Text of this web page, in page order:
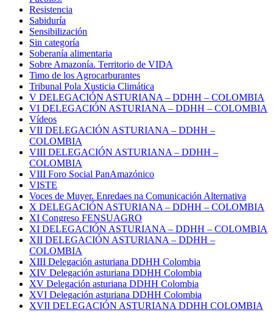
Resistencia
Sabiduría
Sensibilización
Sin categoría
Soberanía alimentaria
Sobre Amazonía. Territorio de VIDA
Timo de los Agrocarburantes
Tribunal Pola Xusticia Climática
V DELEGACIÓN ASTURIANA – DDHH – COLOMBIA
VI DELEGACIÓN ASTURIANA – DDHH – COLOMBIA
Vídeos
VII DELEGACIÓN ASTURIANA – DDHH –
COLOMBIA
VIII DELEGACIÓN ASTURIANA – DDHH –
COLOMBIA
VIII Foro Social PanAmazónico
VISTE
Voces de Muyer. Enredaes na Comunicación Alternativa
X DELEGACIÓN ASTURIANA – DDHH – COLOMBIA
XI Congreso FENSUAGRO
XI DELEGACIÓN ASTURIANA – DDHH – COLOMBIA
XII DELEGACIÓN ASTURIANA – DDHH –
COLOMBIA
XIII Delegación asturiana DDHH Colombia
XIV Delegación asturiana DDHH Colombia
XV Delegación asturiana DDHH Colombia
XVI Delegación asturiana DDHH Colombia
XVII DELEGACIÓN ASTURIANA DDHH COLOMBIA